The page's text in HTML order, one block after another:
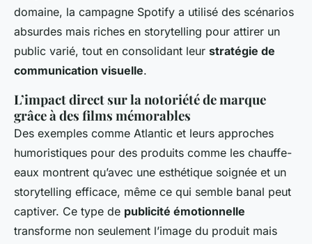
domaine, la campagne Spotify a utilisé des scénarios
absurdes mais riches en storytelling pour attirer un
public varié, tout en consolidant leur stratégie de
communication visuelle.
L’impact direct sur la notoriété de marque
grâce à des films mémorables
Des exemples comme Atlantic et leurs approches
humoristiques pour des produits comme les chauffe-
eaux montrent qu’avec une esthétique soignée et un
storytelling efficace, même ce qui semble banal peut
captiver. Ce type de publicité émotionnelle
transforme non seulement l’image du produit mais